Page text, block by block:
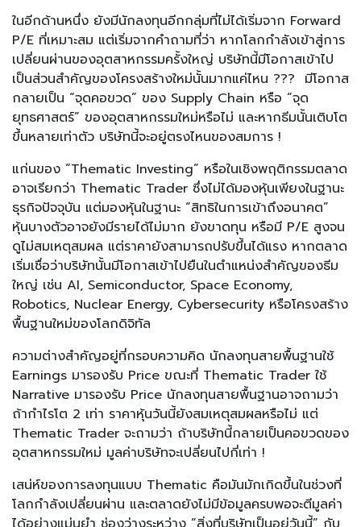
ในอีกด้านหนึ่ง ยังมีนักลงทุนอีกกลุ่มที่ไม่ได้เริ่มจาก Forward
P/E ที่เหมาะสม แต่เริ่มจากคำถามที่ว่า หากโลกกำลังเข้าสู่การ
เปลี่ยนผ่านของอุตสาหกรรมครั้งใหญ่ บริษัทนี้มีโอกาสเข้าไป
เป็นส่วนสำคัญของโครงสร้างใหม่นั้นมากแค่ไหน ??? มีโอกาส
กลายเป็น “จุดคอขวด” ของ Supply Chain หรือ “จุด
ยุทธศาสตร์” ของอุตสาหกรรมใหม่หรือไม่ และหากธีมนั้นเติบโต
ขึ้นหลายเท่าตัว บริษัทนี้จะอยู่ตรงไหนของสมการ !
แก่นของ “Thematic Investing” หรือในเชิงพฤติกรรมตลาด
อาจเรียกว่า Thematic Trader ซึ่งไม่ได้มองหุ้นเพียงในฐานะ
ธุรกิจปัจจุบัน แต่มองหุ้นในฐานะ “สิทธิในการเข้าถึงอนาคต”
หุ้นบางตัวอาจยังมีรายได้ไม่มาก ยังขาดทุน หรือมี P/E สูงจน
ดูไม่สมเหตุสมผล แต่ราคายังสามารถปรับขึ้นได้แรง หากตลาด
เริ่มเชื่อว่าบริษัทนั้นมีโอกาสเข้าไปยืนในตำแหน่งสำคัญของธีม
ใหญ่ เช่น AI, Semiconductor, Space Economy,
Robotics, Nuclear Energy, Cybersecurity หรือโครงสร้าง
พื้นฐานใหม่ของโลกดิจิทัล
ความต่างสำคัญอยู่ที่กรอบความคิด นักลงทุนสายพื้นฐานใช้
Earnings มารองรับ Price ขณะที่ Thematic Trader ใช้
Narrative มารองรับ Price นักลงทุนสายพื้นฐานอาจถามว่า
ถ้ากำไรโต 2 เท่า ราคาหุ้นวันนี้ยังสมเหตุสมผลหรือไม่ แต่
Thematic Trader จะถามว่า ถ้าบริษัทนี้กลายเป็นคอขวดของ
อุตสาหกรรมใหม่ มูลค่าบริษัทจะเปลี่ยนไปกี่เท่า !
เสน่ห์ของการลงทุนแบบ Thematic คือมันมักเกิดขึ้นในช่วงที่
โลกกำลังเปลี่ยนผ่าน และตลาดยังไม่มีข้อมูลครบพอจะตีมูลค่า